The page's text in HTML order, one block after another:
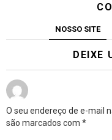
NOSSO SITE
DEIXE
O seu endereço de e-mail
são marcados com *